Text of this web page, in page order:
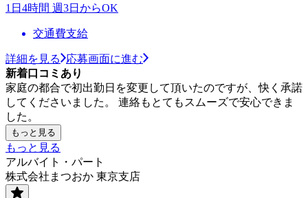
1日4時間 週3日からOK
交通費支給
詳細を見る
応募画面に進む
新着口コミあり
家庭の都合で初出勤日を変更して頂いたのですが、快く承諾
してくださいました。 連絡もとてもスムーズで安心できま
した。
もっと見る
もっと見る
アルバイト・パート
株式会社まつおか 東京支店